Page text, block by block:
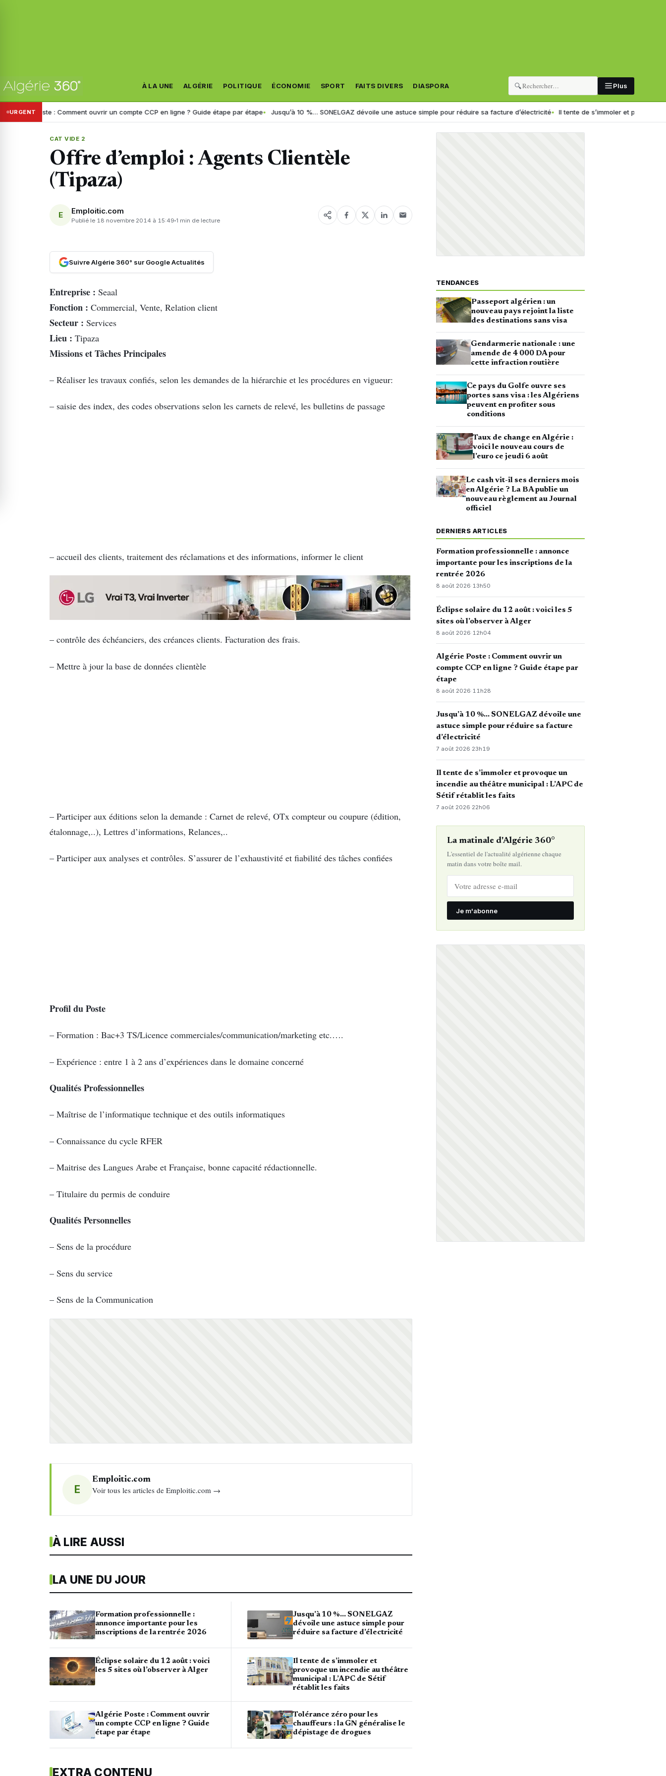
À LA UNE ALGÉRIE POLITIQUE ÉCONOMIE SPORT FAITS DIVERS DIASPORA 🔍 Plus
URGENT
Poste : Comment ouvrir un compte CCP en ligne ? Guide étape par étape Jusqu’à 10 %… SONELGAZ dévoile une astuce simple pour réduire sa facture d’électricité Il tente de s’immoler et provoque un
CAT VIDE 2
Offre d’emploi : Agents Clientèle
(Tipaza)
E Emploitic.com
Publié le 18 novembre 2014 à 15:49 1 min de lecture
Suivre Algérie 360° sur Google Actualités
Entreprise : Seaal
Fonction : Commercial, Vente, Relation client
Secteur : Services
Lieu : Tipaza
Missions et Tâches Principales
– Réaliser les travaux confiés, selon les demandes de la hiérarchie et les procédures en vigueur:
– saisie des index, des codes observations selon les carnets de relevé, les bulletins de passage
– accueil des clients, traitement des réclamations et des informations, informer le client
– contrôle des échéanciers, des créances clients. Facturation des frais.
– Mettre à jour la base de données clientèle
– Participer aux éditions selon la demande : Carnet de relevé, OTx compteur ou coupure (édition,
étalonnage,..), Lettres d’informations, Relances,..
– Participer aux analyses et contrôles. S’assurer de l’exhaustivité et fiabilité des tâches confiées
Profil du Poste
– Formation : Bac+3 TS/Licence commerciales/communication/marketing etc.….
– Expérience : entre 1 à 2 ans d’expériences dans le domaine concerné
Qualités Professionnelles
– Maîtrise de l’informatique technique et des outils informatiques
– Connaissance du cycle RFER
– Maitrise des Langues Arabe et Française, bonne capacité rédactionnelle.
– Titulaire du permis de conduire
Qualités Personnelles
– Sens de la procédure
– Sens du service
– Sens de la Communication
E
Emploitic.com
Voir tous les articles de Emploitic.com →
À LIRE AUSSI
LA UNE DU JOUR
Formation professionnelle :
annonce importante pour les
inscriptions de la rentrée 2026
Éclipse solaire du 12 août : voici
les 5 sites où l’observer à Alger
Algérie Poste : Comment ouvrir
un compte CCP en ligne ? Guide
étape par étape
Jusqu’à 10 %… SONELGAZ
dévoile une astuce simple pour
réduire sa facture d’électricité
Il tente de s’immoler et
provoque un incendie au théâtre
municipal : L’APC de Sétif
rétablit les faits
Tolérance zéro pour les
chauffeurs : la GN généralise le
dépistage de drogues
EXTRA CONTENU
TENDANCES
Passeport algérien : un
nouveau pays rejoint la liste
des destinations sans visa
Gendarmerie nationale : une
amende de 4 000 DA pour
cette infraction routière
Ce pays du Golfe ouvre ses
portes sans visa : les Algériens
peuvent en profiter sous
conditions
Taux de change en Algérie :
voici le nouveau cours de
l’euro ce jeudi 6 août
Le cash vit-il ses derniers mois
en Algérie ? La BA publie un
nouveau règlement au Journal
officiel
DERNIERS ARTICLES
Formation professionnelle : annonce
importante pour les inscriptions de la
rentrée 2026
8 août 2026·13h50
Éclipse solaire du 12 août : voici les 5
sites où l’observer à Alger
8 août 2026· 12h04
Algérie Poste : Comment ouvrir un
compte CCP en ligne ? Guide étape par
étape
8 août 2026·11h28
Jusqu’à 10 %… SONELGAZ dévoile une
astuce simple pour réduire sa facture
d’électricité
7 août 2026·23h19
Il tente de s’immoler et provoque un
incendie au théâtre municipal : L’APC de
Sétif rétablit les faits
7 août 2026·22h06
La matinale d'Algérie 360°
L'essentiel de l'actualité algérienne chaque
matin dans votre boîte mail.
Je m'abonne